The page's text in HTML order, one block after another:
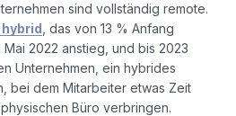
sind vollständig remote.
, das von 13 % Anfang
2022 anstieg, und bis 2023
Unternehmen, ein hybrides
bei dem Mitarbeiter etwas Zeit
Büro verbringen.